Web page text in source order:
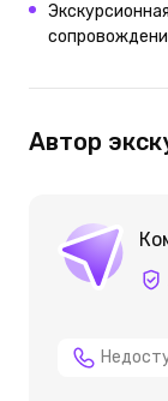
Автор